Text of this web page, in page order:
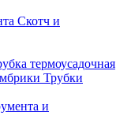
Скотч и
термоусадочная
Трубки